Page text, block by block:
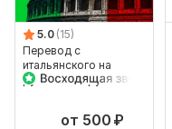
5.0 (15)
Перевод с
итальянского на
русский и с русского
от 500 ₽